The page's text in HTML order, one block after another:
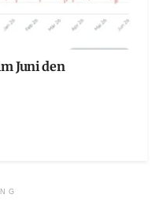
Juni den